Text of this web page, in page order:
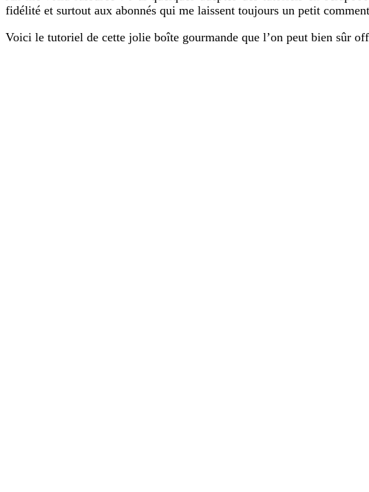
fidélité et surtout aux abonnés qui me laissent toujours un petit
Voici le tutoriel de cette jolie boîte gourmande que l’on peut bien sûr